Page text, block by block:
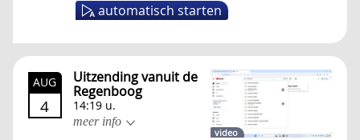
automatisch starten
video
AUG
4
Uitzending vanuit de
Regenboog
14:19 u.
meer info